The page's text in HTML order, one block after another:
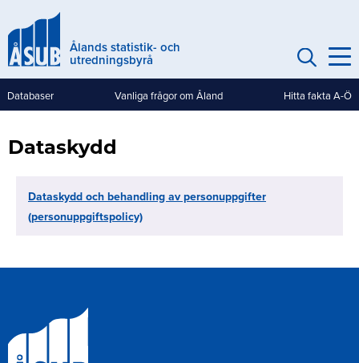
till
huvudinnehållÅlands statistik- och
utredningsbyrå
Genvägar
Databaser Vanliga frågor om Åland Hitta fakta A-Ö
Dataskydd
Dataskydd och behandling av personuppgifter
(personuppgiftspolicy)